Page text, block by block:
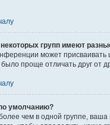
групп имеют
может присваивать
проще отличать друг от
умолчанию?
чем в одной группе,